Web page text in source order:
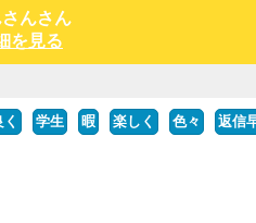
んさん
を見る
学生 暇 楽しく 色々 返信